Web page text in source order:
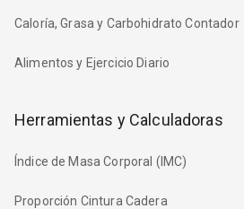
Caloría, Grasa y Carbohidrato Contador
Alimentos y Ejercicio Diario
Herramientas y Calculadoras
Índice de Masa Corporal (IMC)
Proporción Cintura Cadera